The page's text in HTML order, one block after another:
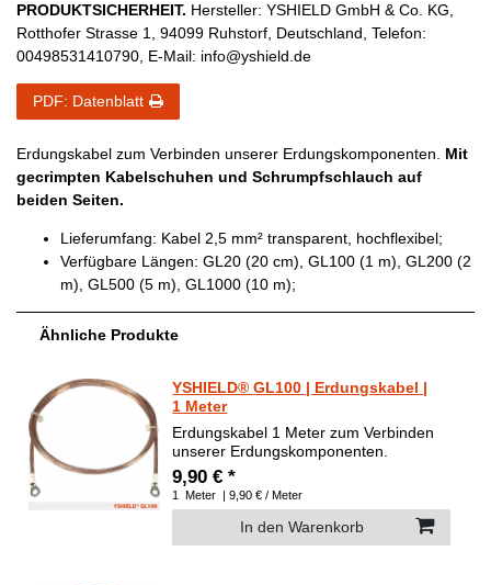
PRODUKTSICHERHEIT. Hersteller: YSHIELD GmbH & Co. KG,
Rotthofer Strasse 1, 94099 Ruhstorf, Deutschland, Telefon:
00498531410790, E-Mail: info@yshield.de
PDF: Datenblatt
Erdungskabel zum Verbinden unserer Erdungskomponenten. Mit
gecrimpten Kabelschuhen und Schrumpfschlauch auf
beiden Seiten.
Lieferumfang: Kabel 2,5 mm² transparent, hochflexibel;
Verfügbare Längen: GL20 (20 cm), GL100 (1 m), GL200 (2
m), GL500 (5 m), GL1000 (10 m);
Ähnliche Produkte
YSHIELD® GL100 | Erdungskabel |
1 Meter
Erdungskabel 1 Meter zum Verbinden
unserer Erdungskomponenten.
9,90 € *
1 Meter | 9,90 € / Meter
In den Warenkorb